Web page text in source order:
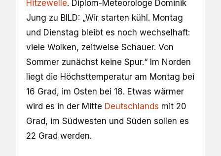
Hitzewelle. Diplom-Meteorologe Dominik
Jung zu BILD: „Wir starten kühl. Montag
und Dienstag bleibt es noch wechselhaft:
viele Wolken, zeitweise Schauer. Von
Sommer zunächst keine Spur.“ Im Norden
liegt die Höchsttemperatur am Montag bei
16 Grad, im Osten bei 18. Etwas wärmer
wird es in der Mitte Deutschlands mit 20
Grad, im Südwesten und Süden sollen es
22 Grad werden.